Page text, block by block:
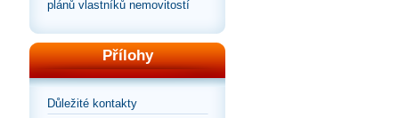
plánů vlastníků nemovitostí
Přílohy
Důležité kontakty